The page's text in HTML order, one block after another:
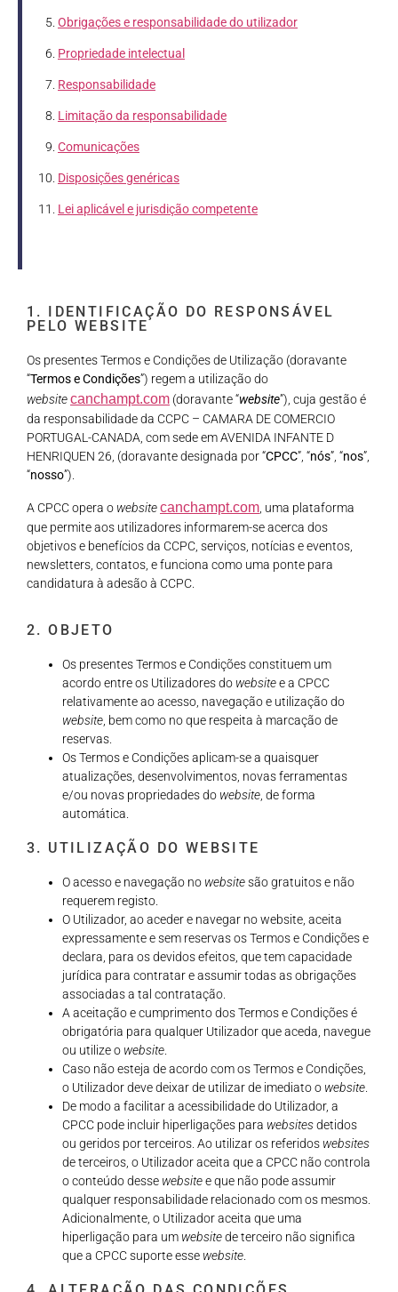
Obrigações e responsabilidade do utilizador
Propriedade intelectual
Responsabilidade
Limitação da responsabilidade
Comunicações
Disposições genéricas
Lei aplicável e jurisdição competente
1. IDENTIFICAÇÃO DO RESPONSÁVEL
PELO WEBSITE
Os presentes Termos e Condições de Utilização (doravante
“Termos e Condições”) regem a utilização do
websitecanchampt.com (doravante “website”), cuja gestão é
da responsabilidade da CCPC – CAMARA DE COMERCIO
PORTUGAL-CANADA, com sede em AVENIDA INFANTE D
HENRIQUEN 26, (doravante designada por “CPCC”, “nós”, “nos”,
“nosso”).
A CPCC opera o websitecanchampt.com , uma plataforma
que permite aos utilizadores informarem-se acerca dos
objetivos e benefícios da CCPC, serviços, notícias e eventos,
newsletters, contatos, e funciona como uma ponte para
candidatura à adesão à CCPC.
2. OBJETO
Os presentes Termos e Condições constituem um
acordo entre os Utilizadores do websitee a CPCC
relativamente ao acesso, navegação e utilização do
website, bem como no que respeita à marcação de
reservas.
Os Termos e Condições aplicam-se a quaisquer
atualizações, desenvolvimentos, novas ferramentas
e/ou novas propriedades do website, de forma
automática.
3. UTILIZAÇÃO DO WEBSITE
O acesso e navegação no websitesão gratuitos e não
requerem registo.
O Utilizador, ao aceder e navegar no website, aceita
expressamente e sem reservas os Termos e Condições e
declara, para os devidos efeitos, que tem capacidade
jurídica para contratar e assumir todas as obrigações
associadas a tal contratação.
A aceitação e cumprimento dos Termos e Condições é
obrigatória para qualquer Utilizador que aceda, navegue
ou utilize o website.
Caso não esteja de acordo com os Termos e Condições,
o Utilizador deve deixar de utilizar de imediato o website.
De modo a facilitar a acessibilidade do Utilizador, a
CPCC pode incluir hiperligações para websitesdetidos
ou geridos por terceiros. Ao utilizar os referidos websites
de terceiros, o Utilizador aceita que a CPCC não controla
o conteúdo desse websitee que não pode assumir
qualquer responsabilidade relacionado com os mesmos.
Adicionalmente, o Utilizador aceita que uma
hiperligação para um websitede terceiro não significa
que a CPCC suporte esse website.